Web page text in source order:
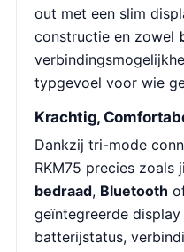
out met een slim
constructie en zowel
typgevoel voor wie
Krachtig,
Dankzij tri-mode
RKM75 precies zoals
bedraad, Bluetooth
geïntegreerde
batterijstatus,